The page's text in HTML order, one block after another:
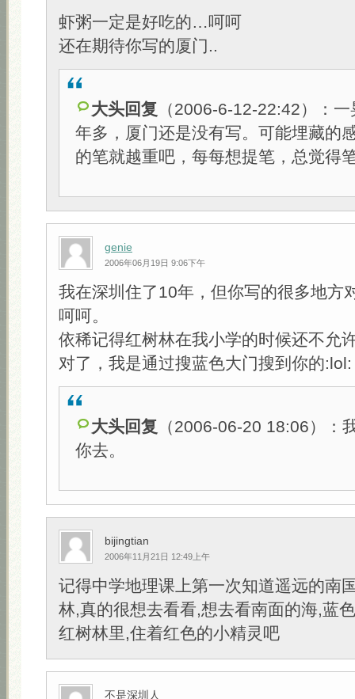
虾粥一定是好吃的…呵呵
还在期待你写的厦门..
大头回复 （2006-6-12-22:42）：
年多，厦门还是没有写。可能埋藏的
的笔就越重吧，每每想提笔，总觉得
genie
2006年06月19日 9:06下午
我在深圳住了10年，但你写的很多地方
呵呵。
依稀记得红树林在我小学的时候还不允
对了，我是通过搜蓝色大门搜到你的:lol:
大头回复 （2006-06-20 18:06）：
你去。
bijingtian
2006年11月21日 12:49上午
记得中学地理课上第一次知道遥远的南
林,真的很想去看看,想去看南面的海,蓝
红树林里,住着红色的小精灵吧
不是深圳人